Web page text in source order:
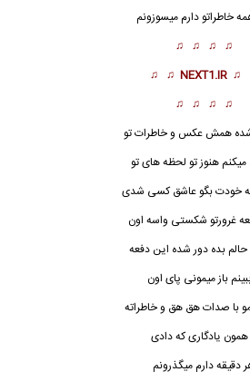
خاطراتو دارم میسوزونم
♫ ♫ ♫ ♫
♫
NEXT1.IR
♫ ♫
♫ ♫ ♫ ♫
شده همش عکس و خاطرات تو
هنوز تو لحظه های تو
خودت بگو عاشق کسی شدی
غرورتو شکستی واسه اون
بده دور شده این دفعه
باز میمونی پای اون
با صدات هق هق و خاطراته
همون یادگاری که دادی
دقیقه دارم میگذرونم